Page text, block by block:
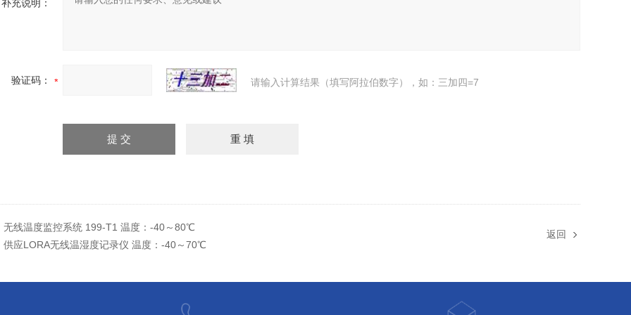
补充说明：
验证码： 请输入计算结果（填写阿拉伯数字），如：三加四=7
无线温度监控系统 199-T1 温度：-40～80℃
供应LORA无线温湿度记录仪 温度：-40～70℃
返回